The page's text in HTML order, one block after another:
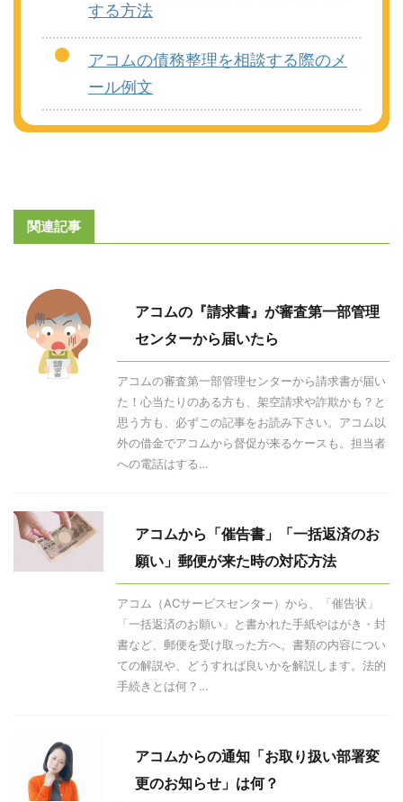
する方法
アコムの債務整理を相談する際のメ
ール例文
関連記事
アコムの『請求書』が審査第一部管理
センターから届いたら
アコムの審査第一部管理センターから請求書が届い
た！心当たりのある方も、架空請求や詐欺かも？と
思う方も、必ずこの記事をお読み下さい。アコム以
外の借金でアコムから督促が来るケースも。担当者
への電話はする…
アコムから「催告書」「一括返済のお
願い」郵便が来た時の対応方法
アコム（ACサービスセンター）から、「催告状」
「一括返済のお願い」と書かれた手紙やはがき・封
書など、郵便を受け取った方へ。書類の内容につい
ての解説や、どうすれば良いかを解説します。法的
手続きとは何？…
アコムからの通知「お取り扱い部署変
更のお知らせ」は何？